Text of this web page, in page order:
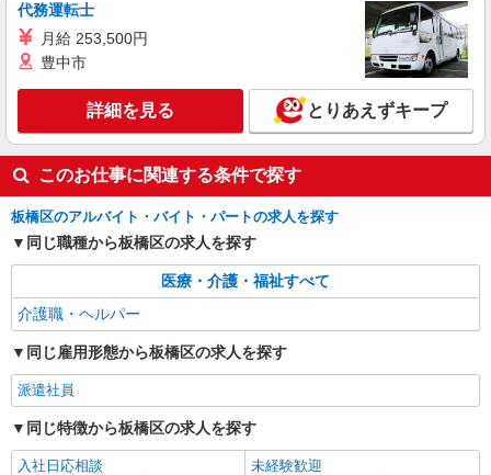
代務運転士
月給 253,500円
豊中市
詳細を見る とりあえずキープ
このお仕事に関連する条件で探す
板橋区のアルバイト・バイト・パートの求人を探す
同じ職種から板橋区の求人を探す
医療・介護・福祉すべて
介護職・ヘルパー
同じ雇用形態から板橋区の求人を探す
派遣社員
同じ特徴から板橋区の求人を探す
入社日応相談
未経験歓迎